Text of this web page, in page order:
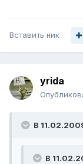
Вставить ник
yrida
В
В